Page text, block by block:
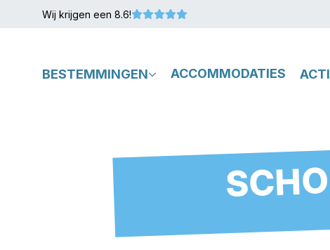
Wij krijgen een 8.6!
BESTEMMINGEN ACCOMMODATIES